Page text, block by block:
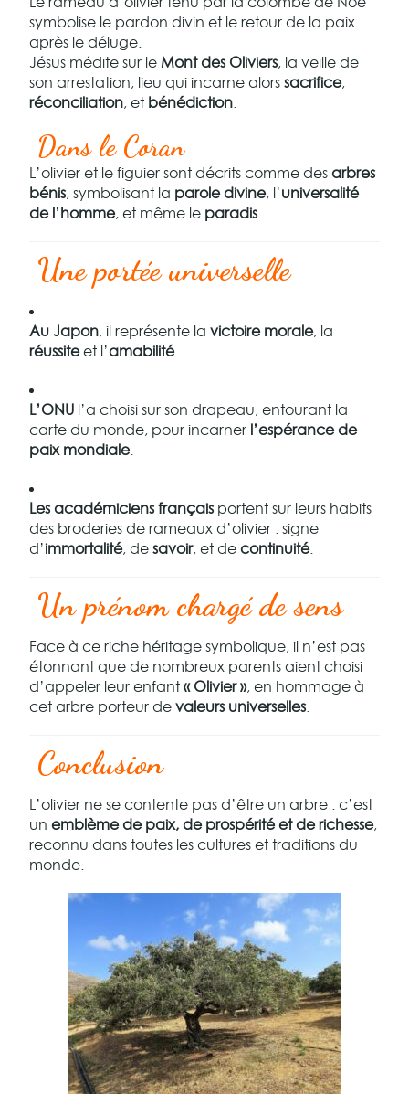
symbolise le pardon divin et le retour de la paix
après le déluge.
Jésus médite sur le Mont des Oliviers, la veille de
son arrestation, lieu qui incarne alorssacrifice,
réconciliation, et bénédiction.
Dans le Coran
L’olivier et le figuier sont décrits comme desarbres
bénis, symbolisant la parole divine, l’universalité
de l’homme, et même le paradis.
Une portée universelle
Au Japon, il représente lavictoire morale, la
réussiteet l’amabilité.
L’ONU l’a choisi sur son drapeau, entourant la
carte du monde, pour incarner l’espérance de
paix mondiale.
Les académiciens français portent sur leurs habits
des broderies de rameaux d’olivier : signe
d’immortalité, desavoir, et decontinuité.
Un prénom chargé de sens
Face à ce riche héritage symbolique, il n’est pas
étonnant que de nombreux parents aient choisi
d’appeler leur enfant« Olivier », en hommage à
cet arbre porteur devaleurs universelles.
Conclusion
L’olivier ne se contente pas d’être un arbre : c’est
unemblème de paix, de prospérité et de richesse,
reconnu dans toutes les cultures et traditions du
monde.